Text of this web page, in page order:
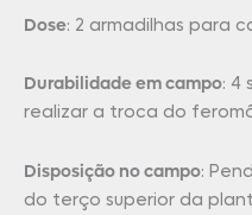
Dose: 2 armadilhas para
Durabilidade em campo: 4
realizar a troca do
Disposição no campo:
do terço superior da